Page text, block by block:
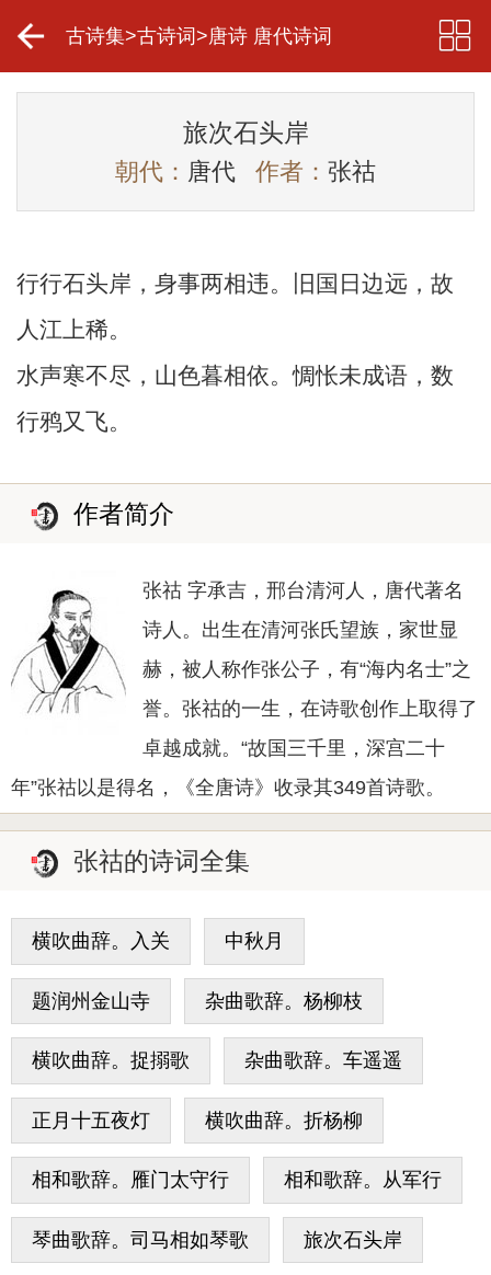
古诗集>古诗词 >唐诗 唐代诗词
旅次石头岸
朝代： 唐代 作者： 张祜
行行石头岸，身事两相违。旧国日边远，故
人江上稀。
水声寒不尽，山色暮相依。惆怅未成语，数
行鸦又飞。
作者简介
张祜 字承吉，邢台清河人，唐代著名
诗人。出生在清河张氏望族，家世显
赫，被人称作张公子，有“海内名士”之
誉。张祜的一生，在诗歌创作上取得了
卓越成就。“故国三千里，深宫二十
年”张祜以是得名，《全唐诗》收录其349首诗歌。
张祜的诗词全集
横吹曲辞。入关 中秋月
题润州金山寺 杂曲歌辞。杨柳枝
横吹曲辞。捉搦歌 杂曲歌辞。车遥遥
正月十五夜灯 横吹曲辞。折杨柳
相和歌辞。雁门太守行 相和歌辞。从军行
琴曲歌辞。司马相如琴歌 旅次石头岸